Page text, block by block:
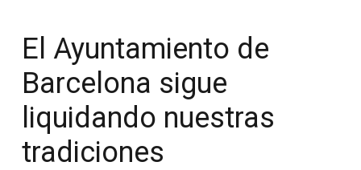
El Ayuntamiento de
Barcelona sigue
liquidando nuestras
tradiciones